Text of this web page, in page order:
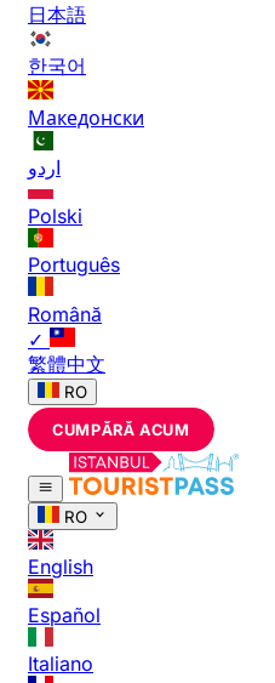
日本語
한국어
Македонски
اردو
Polski
Português
Română
✓
繁體中文
RO
CUMPĂRĂ ACUM
RO
English
Español
Italiano